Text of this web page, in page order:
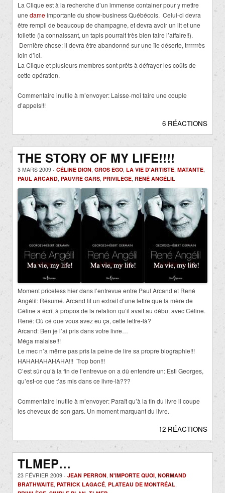
La Clique est à la recherche d’un immense container pour y mettre
une dameimportante du show-business Québécois. Celui-ci devra
être rempli de beaucoup de champagne, et devra avoir un lit et une
toilette (la connaissant, un tapis pourrait très bien faire l’affaire!!).
Dernière chose: il devra être abandonné sur une île déserte, trrrrrrès
loin d’ici.
La Clique et plusieurs membres sont prêts à défrayer les coûts de
cette opération.
Commentaire inutile à m’envoyer: Laisse-moi faire une couple
d’appels!!!
6 RÉACTIONS
THE STORY OF MY LIFE!!!!
3 MARS 2009 - CÉLINE DION, GROS EGO, LA VIE D'ARTISTE, MATANTE,
PAUL ARCAND, PAUVRE GARS, PRIVILÈGE, RENÉ ANGÉLIL
Moment priceless hier dans l’entrevue entre Paul Arcand et René
Angélil: Résumé. Arcand lit un extrait d’une lettre que la mère de
Céline a écrit à propos de la relation qu’il avait au début avec Céline.
René: Où cé que vous avez eu ça, cette lettre-là?
Arcand: Ben je l’ai pris dans votre livre…
Méga malaise!!!
Le mec n’a même pas pris la peine de lire sa propre biographie!!!
HAHAHAHAHAHA!!! Trop bon!!!
C’est sûr qu’à la fin de l’entrevue on a dû entendre un: Esti Georges,
qu’est-ce que t’as mis dans ce livre-là???
Commentaire inutile à m’envoyer: Paraît qu’à la fin du livre il coupe
les cheveux de son gars. Un moment marquant du livre.
12 RÉACTIONS
TLMEP…
23 FÉVRIER 2009 - JEAN PERRON, N'IMPORTE QUOI, NORMAND
BRATHWAITE, PATRICK LAGACÉ, PLATEAU DE MONTRÉAL,